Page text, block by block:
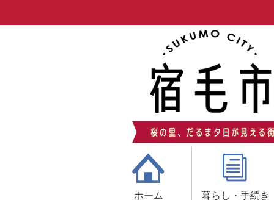
ホーム 暮らし・手続き